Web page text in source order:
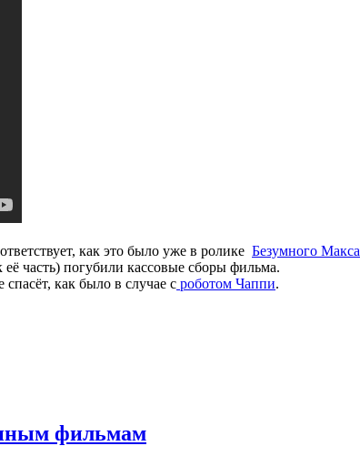
как это было уже в ролике Безумного Макса
её часть) погубили кассовые сборы фильма.
как было в случае с роботом Чаппи.
фильмам